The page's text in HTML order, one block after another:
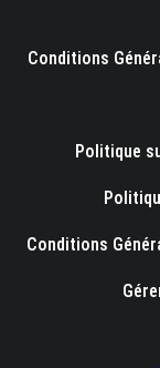
Conditions
Politique
Conditions